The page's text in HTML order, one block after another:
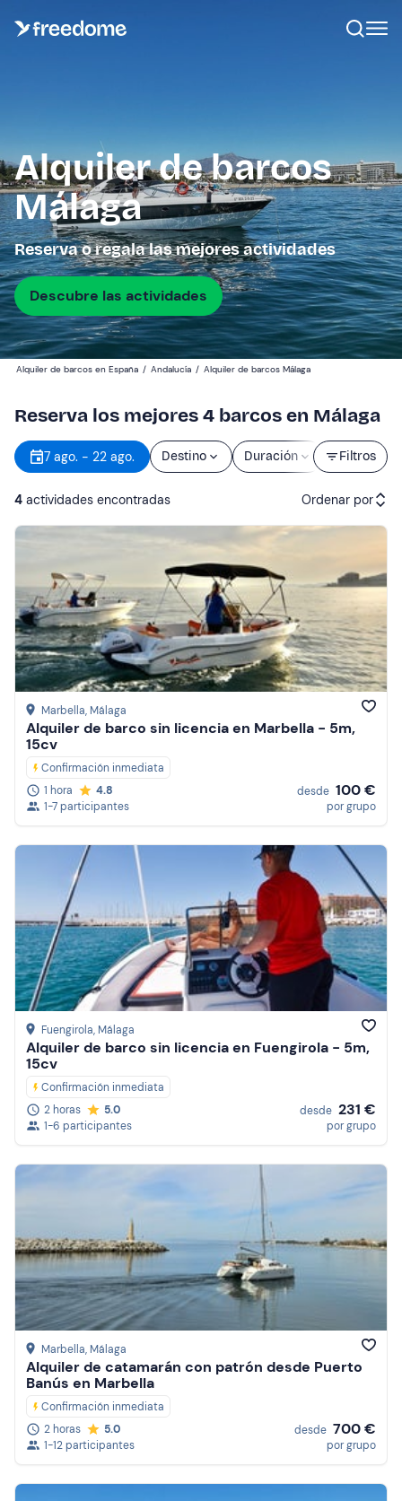
Alquiler de barcos
Málaga
Reserva o regala las mejores actividades
Descubre las actividades
Alquiler de barcos en España / Andalucía / Alquiler de barcos Málaga
Reserva los mejores 4 barcos en Málaga
Filtros
7 ago. - 22 ago. Destino Duración Precio
4 actividades encontradas Ordenar por
Actividades recomendadas
Precio (de menor a mayor)
Precio (de mayor a menor)
Reseñas
Marbella, Málaga
Alquiler de barco sin licencia en Marbella - 5m,
15cv
Confirmación inmediata
1 hora
4.8
1-7 participantes
desde 100 €
por grupo
Fuengirola, Málaga
Alquiler de barco sin licencia en Fuengirola - 5m,
15cv
Confirmación inmediata
2 horas
5.0
1-6 participantes
desde 231 €
por grupo
Marbella, Málaga
Alquiler de catamarán con patrón desde Puerto
Banús en Marbella
Confirmación inmediata
2 horas
5.0
1-12 participantes
desde 700 €
por grupo